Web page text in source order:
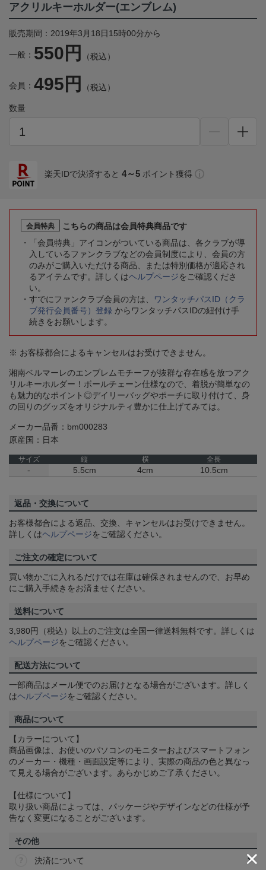
アクリルキーホルダー(エンブレム)
販売期間：2019年3月18日15時00分から
一般： 550円 （税込）
会員： 495円 （税込）
数量
楽天IDで決済すると 4～5 ポイント獲得
会員特典
こちらの商品は会員特典商品です
「会員特典」アイコンがついている商品は、各クラブが導
入しているファンクラブなどの会員制度により、会員の方
のみがご購入いただける商品、または特別価格が適応され
るアイテムです。詳しくはヘルプページをご確認くださ
い。
すでにファンクラブ会員の方は、
ワンタッチパスID（クラ
ブ発行会員番号）登録 からワンタッチパスIDの紐付け手
続きをお願いします。
※ お客様都合によるキャンセルはお受けできません。
湘南ベルマーレのエンブレムモチーフが抜群な存在感を放つアク
リルキーホルダー！ボールチェーン仕様なので、着脱が簡単なの
も魅力的なポイント◎デイリーバッグやポーチに取り付けて、身
の回りのグッズをオリジナルティ豊かに仕上げてみては。
メーカー品番：bm000283
原産国：日本
サイズ 縦 横 全長
- 5.5cm 4cm 10.5cm
返品・交換について
お客様都合による返品、交換、キャンセルはお受けできません。
詳しくはヘルプページをご確認ください。
ご注文の確定について
買い物かごに入れるだけでは在庫は確保されませんので、お早め
にご購入手続きをお済ませください。
送料について
3,980円（税込）以上のご注文は全国一律送料無料です。詳しくは
ヘルプページをご確認ください。
配送方法について
一部商品はメール便でのお届けとなる場合がございます。詳しく
はヘルプページをご確認ください。
商品について
【カラーについて】
商品画像は、お使いのパソコンのモニターおよびスマートフォン
のメーカー・機種・画面設定等により、実際の商品の色と異なっ
て見える場合がございます。あらかじめご了承ください。
【仕様について】
取り扱い商品によっては、パッケージやデザインなどの仕様が予
告なく変更になることがございます。
その他
決済について